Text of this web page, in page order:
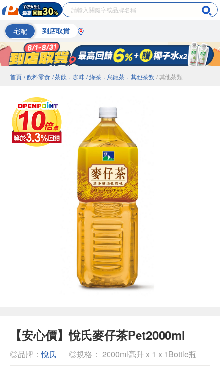
宅配 到店取貨
首頁 / 飲料零食 / 茶飲．咖啡 / 綠茶．烏龍茶．其他茶飲 / 其他茶類
【安心價】悅氏麥仔茶Pet2000ml
◎品牌：悅氏 ◎規格： 2000ml毫升 x 1 x 1Bottle瓶